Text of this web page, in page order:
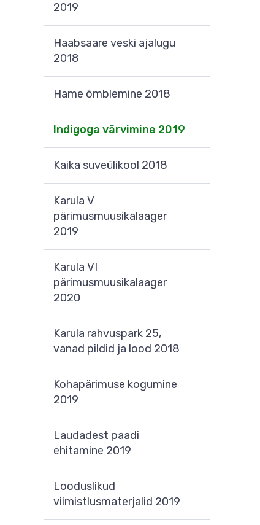
2019
Haabsaare veski ajalugu
2018
Hame õmblemine 2018
Indigoga värvimine 2019
Kaika suveülikool 2018
Karula V
pärimusmuusikalaager
2019
Karula VI
pärimusmuusikalaager
2020
Karula rahvuspark 25,
vanad pildid ja lood 2018
Kohapärimuse kogumine
2019
Laudadest paadi
ehitamine 2019
Looduslikud
viimistlusmaterjalid 2019